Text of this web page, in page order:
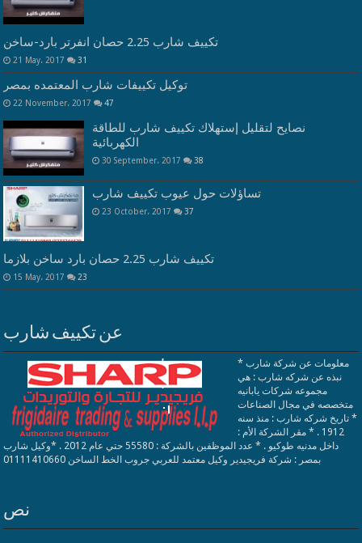
تكييف شارب 2.25 حصان انفرتر بارد-ساخن
21 May، 2017 31
توكيل تكييفات شارب المعتمده بمصر
22 November، 2017 47
نصايح لتقليل إستهلاك تكييف شارب للطاقة
الكهربائية
30 September، 2017 38
تساؤلات حول عيوب تكييف شارب
23 October، 2017 37
تكييف شارب 2.25 حصان بارد ساخن بلازما
15 May، 2017 23
عن تكييف شارب
معلومات عن شركة شارب *
نبذه عن شركه شارب : هي
مجموعه شركات يابانيه
متخصصه في مجال الصناعات
* تاريخ شركه شارب : منذ سنه
1912 . * مقر الشركة الأم :
داخل مدنيه طوكيو . * عدد الموظفين بالشركة : 55580 حتي عام 2012 . *وكيل شارب
بمصر : شركة فريجيدير وكيل معتمد للعربي جروب الخط الساخن 01111410660
نص